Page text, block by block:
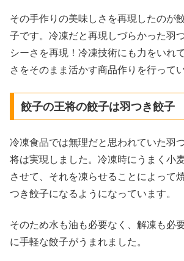
その手作りの美味しさを再現したのが
子です。冷凍だと再現しづらかった羽
シーさを再現！冷凍技術にも力をいれ
さをそのまま活かす商品作りを行ってい
餃子の王将の餃子は羽つき餃子
冷凍食品では無理だと思われていた羽
将は実現しました。冷凍時にうまく小
させて、それを凍らせることによって
つき餃子になるようになっています。
そのため水も油も必要なく、解凍も必
に手軽な餃子がうまれました。